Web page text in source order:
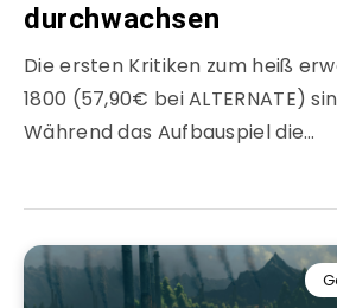
durchwachsen
Die ersten Kritiken zum heiß
1800 (57,90€ bei ALTERNATE)
Während das Aufbauspiel die…